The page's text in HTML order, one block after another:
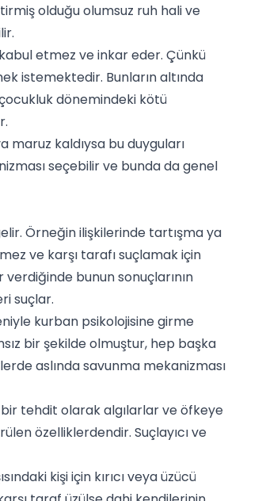
olduğu olumsuz ruh hali ve
etmez ve inkar eder. Çünkü
istemektedir. Bunların altında
dönemindeki kötü
kaldıysa bu duyguları
seçebilir ve bunda da genel
Örneğin ilişkilerinde tartışma ya
ve karşı tarafı suçlamak için
bunun sonuçlarının
suçlar.
kurban psikolojisinegirme
bir şekilde olmuştur, hep başka
aslında savunma mekanizması
tehdit olarak algılarlar veöfkeye
özelliklerdendir. Suçlayıcı ve
kişi için kırıcı veya üzücü